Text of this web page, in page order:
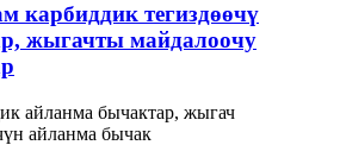
карбиддик тегиздөөчү
жыгачты майдалоочу